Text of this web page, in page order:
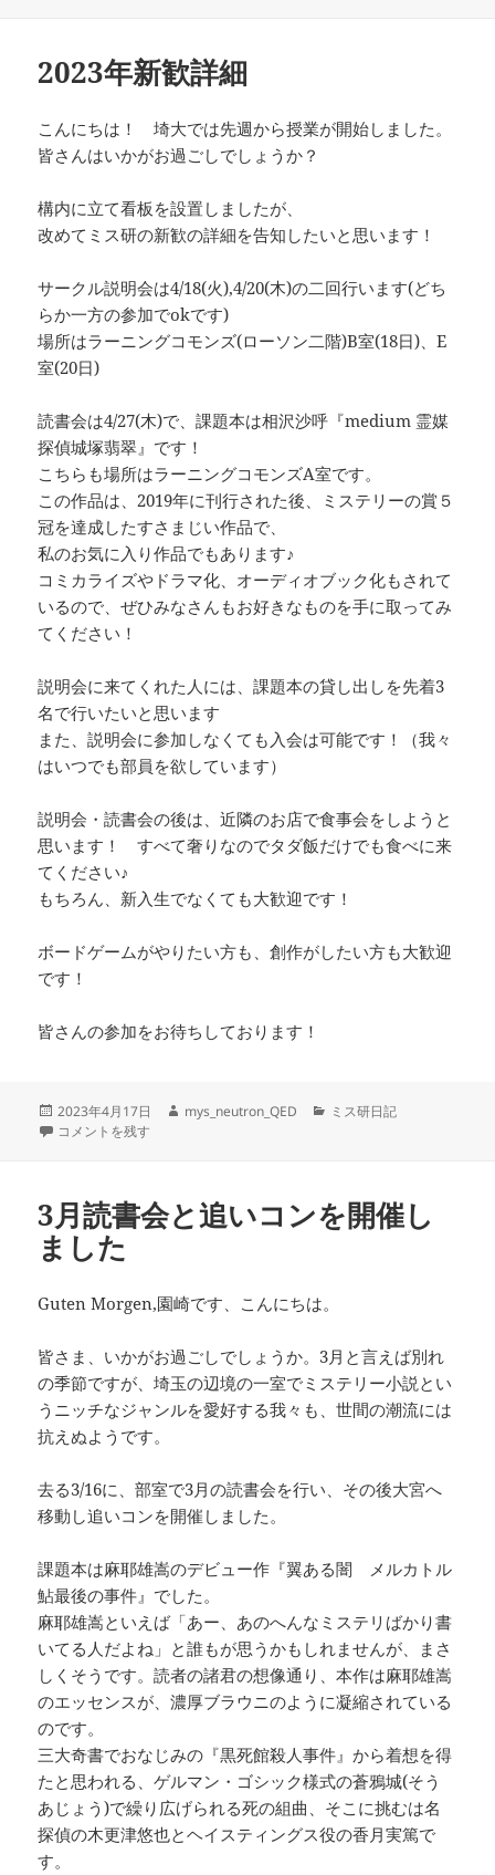
2023年新歓詳細
こんにちは！ 埼大では先週から授業が開始しました。
皆さんはいかがお過ごしでしょうか？
構内に立て看板を設置しましたが、
改めてミス研の新歓の詳細を告知したいと思います！
サークル説明会は4/18(火),4/20(木)の二回行います(どち
らか一方の参加でokです)
場所はラーニングコモンズ(ローソン二階)B室(18日)、E
室(20日)
読書会は4/27(木)で、課題本は相沢沙呼『medium 霊媒
探偵城塚翡翠』です！
こちらも場所はラーニングコモンズA室です。
この作品は、2019年に刊行された後、ミステリーの賞５
冠を達成したすさまじい作品で、
私のお気に入り作品でもあります♪
コミカライズやドラマ化、オーディオブック化もされて
いるので、ぜひみなさんもお好きなものを手に取ってみ
てください！
説明会に来てくれた人には、課題本の貸し出しを先着3
名で行いたいと思います
また、説明会に参加しなくても入会は可能です！（我々
はいつでも部員を欲しています）
説明会・読書会の後は、近隣のお店で食事会をしようと
思います！ すべて奢りなのでタダ飯だけでも食べに来
てください♪
もちろん、新入生でなくても大歓迎です！
ボードゲームがやりたい方も、創作がしたい方も大歓迎
です！
皆さんの参加をお待ちしております！
投
稿
2023年4月17日
作
mys_neutron_QED
カ
ミス研日記
2023年新歓詳細 に
コメントを残す
3月読書会と追いコンを開催し
ました
Guten Morgen,園崎です、こんにちは。
皆さま、いかがお過ごしでしょうか。3月と言えば別れ
の季節ですが、埼玉の辺境の一室でミステリー小説とい
うニッチなジャンルを愛好する我々も、世間の潮流には
抗えぬようです。
去る3/16に、部室で3月の読書会を行い、その後大宮へ
移動し追いコンを開催しました。
課題本は麻耶雄嵩のデビュー作『翼ある闇 メルカトル
鮎最後の事件』でした。
麻耶雄嵩といえば「あー、あのへんなミステリばかり書
いてる人だよね」と誰もが思うかもしれませんが、まさ
しくそうです。読者の諸君の想像通り、本作は麻耶雄嵩
のエッセンスが、濃厚ブラウニのように凝縮されている
のです。
三大奇書でおなじみの『黒死館殺人事件』から着想を得
たと思われる、ゲルマン・ゴシック様式の蒼鴉城(そう
あじょう)で繰り広げられる死の組曲、そこに挑むは名
探偵の木更津悠也とヘイスティングス役の香月実篤で
す。